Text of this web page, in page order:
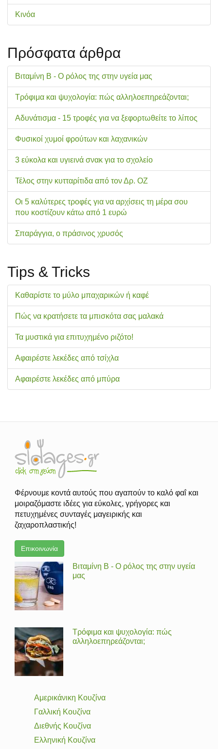
Κινόα
Πρόσφατα άρθρα
Βιταμίνη Β - Ο ρόλος της στην υγεία μας
Τρόφιμα και ψυχολογία: πώς αλληλοεπηρεάζονται;
Αδυνάτισμα - 15 τροφές για να ξεφορτωθείτε το λίπος
Φυσικοί χυμοί φρούτων και λαχανικών
3 εύκολα και υγιεινά σνακ για το σχολείo
Τέλος στην κυτταρίτιδα από τον Δρ. ΟΖ
Οι 5 καλύτερες τροφές για να αρχίσεις τη μέρα σου
που κοστίζουν κάτω από 1 ευρώ
Σπαράγγια, ο πράσινος χρυσός
Tips & Tricks
Καθαρίστε το μύλο μπαχαρικών ή καφέ
Πώς να κρατήσετε τα μπισκότα σας μαλακά
Τα μυστικά για επιτυχημένο ριζότο!
Αφαιρέστε λεκέδες από τσίχλα
Αφαιρέστε λεκέδες από μπύρα
Φέρνουμε κοντά αυτούς που αγαπούν το καλό φαΐ και
μοιραζόμαστε ιδέες για εύκολες, γρήγορες και
πετυχημένες συνταγές μαγειρικής και
ζαχαροπλαστικής!
Επικοινωνία
Βιταμίνη Β - Ο ρόλος της στην υγεία
μας
Τρόφιμα και ψυχολογία: πώς
αλληλοεπηρεάζονται;
Αμερικάνικη Κουζίνα
Γαλλική Κουζίνα
Διεθνής Κουζίνα
Ελληνική Κουζίνα